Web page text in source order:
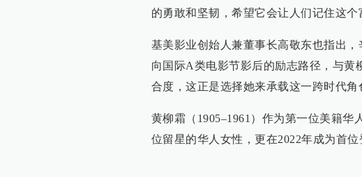
的勇敢和坚韧，希望它会让人们记住这
基美影业创始人兼董事长高敬东也指出
向国际A类电影节影后的励志路径，与黄
合度，这正是选择她来承载这一跨时代角
黄柳霜（1905–1961）作为第一位美籍
位留星的华人女性，更在2022年成为首